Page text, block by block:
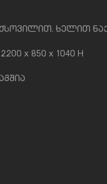
ხელით
x 850 x 1040 H